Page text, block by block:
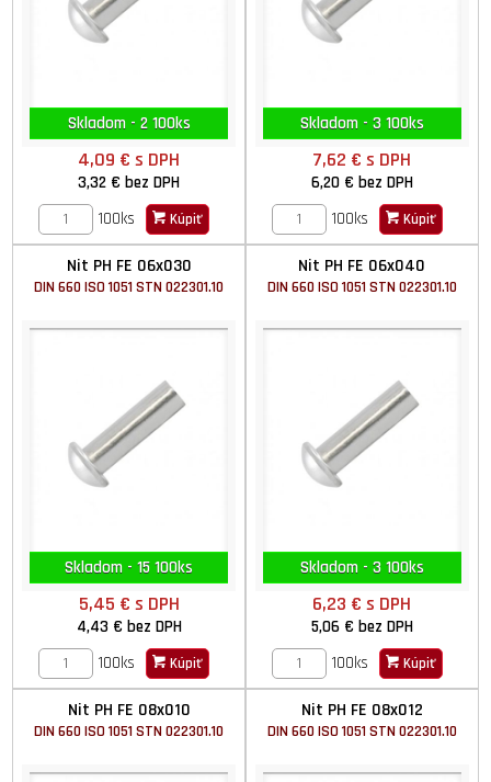
Skladom - 2 100ks
4,09 €s DPH
3,32 €bez DPH
100ks
Kúpiť
Skladom - 3 100ks
7,62 €s DPH
6,20 € bez DPH
100ks
Kúpiť
Nit PH FE 06x030
DIN 660 ISO 1051 STN 022301.10
Skladom - 15 100ks
5,45 € s DPH
4,43 € bez DPH
100ks
Kúpiť
Nit PH FE 06x040
DIN 660 ISO 1051 STN 022301.10
Skladom - 3 100ks
6,23 €s DPH
5,06 € bez DPH
100ks
Kúpiť
Nit PH FE 08x010
DIN 660 ISO 1051 STN 022301.10
Nit PH FE 08x012
DIN 660 ISO 1051 STN 022301.10